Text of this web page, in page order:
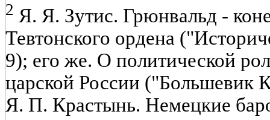
2 Я. Я. Зутис. Грюнвальд -
Тевтонского ордена
9); его же. О политической
царской России ("Большевик
Я. П. Крастынь. Немецкие